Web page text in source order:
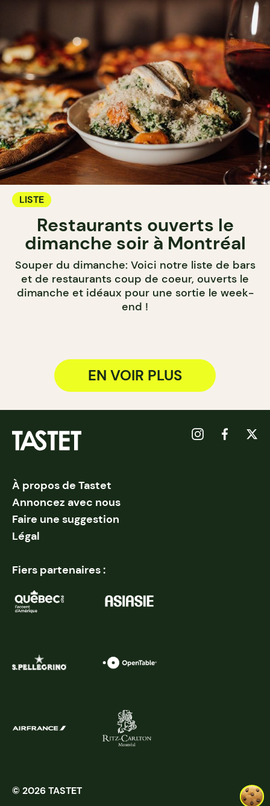
LISTE
Restaurants ouverts le
dimanche soir à Montréal
Souper du dimanche: Voici notre liste de bars
et de restaurants coup de coeur, ouverts le
dimanche et idéaux pour une sortie le week-
end !
EN VOIR PLUS
À propos de Tastet
Annoncez avec nous
Faire une suggestion
Légal
Fiers partenaires :
© 2026 TASTET